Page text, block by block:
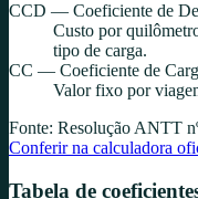
CCD — Coeficiente de
Custo por
tipo de carga.
CC — Coeficiente de
Valor fixo por
Fonte: Resolução ANTT
Conferir na calculadora
Tabela de